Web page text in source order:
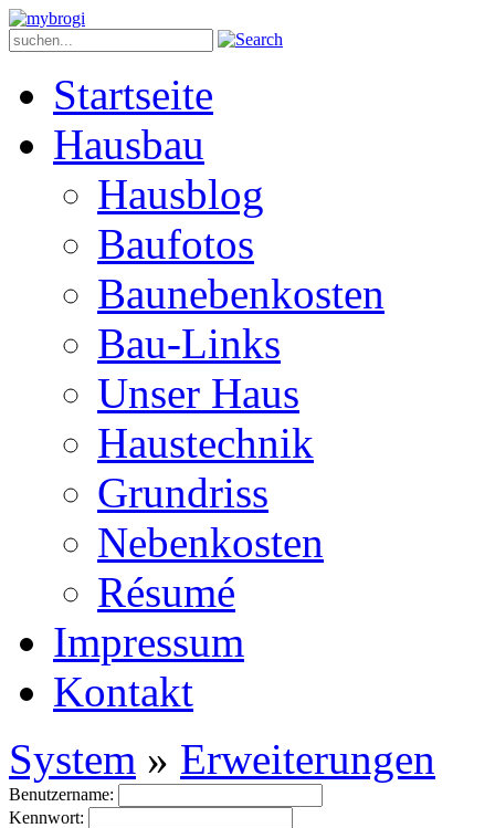
Startseite
Hausbau
Hausblog
Baufotos
Baunebenkosten
Bau-Links
Unser Haus
Haustechnik
Grundriss
Nebenkosten
Ré­su­mé
Impressum
Kontakt
System » Erweiterungen
Benutzername:
Kennwort: